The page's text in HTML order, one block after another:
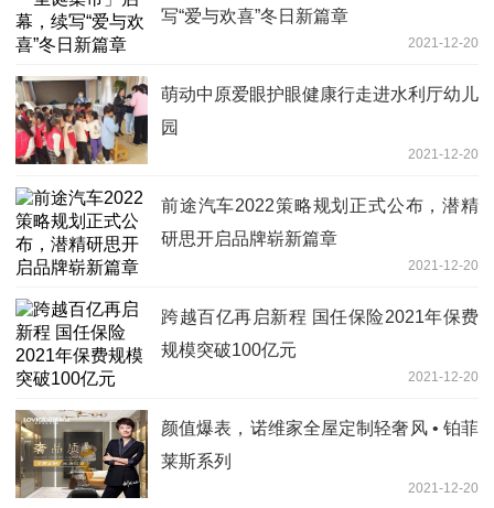
写“爱与欢喜”冬日新篇章
2021-12-20
萌动中原爱眼护眼健康行走进水利厅幼儿
园
2021-12-20
前途汽车2022策略规划正式公布，潜精
研思开启品牌崭新篇章
2021-12-20
跨越百亿再启新程 国任保险2021年保费
规模突破100亿元
2021-12-20
颜值爆表，诺维家全屋定制轻奢风 • 铂菲
莱斯系列
2021-12-20